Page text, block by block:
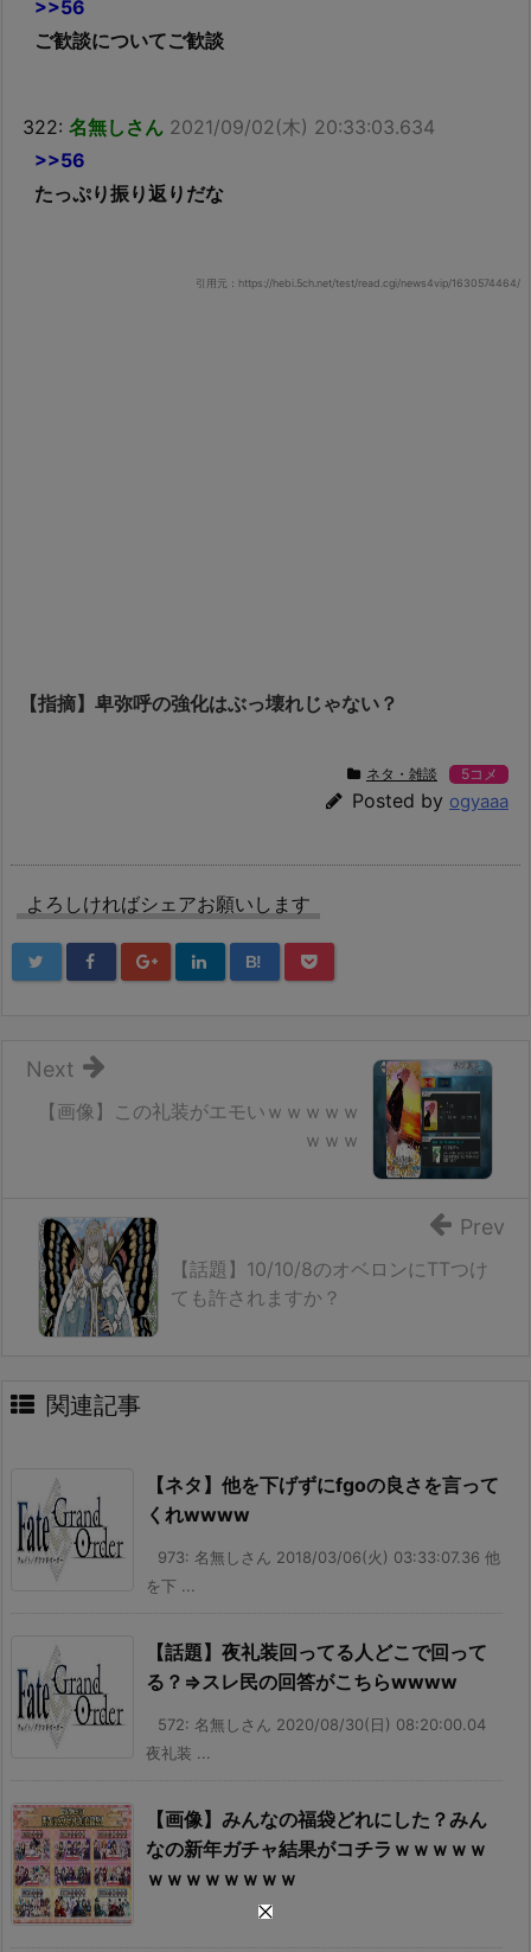
>>56
ご歓談についてご歓談
322: 名無しさん 2021/09/02(木) 20:33:03.634
>>56
たっぷり振り返りだな
引用元：https://hebi.5ch.net/test/read.cgi/news4vip/1630574464/
【指摘】卑弥呼の強化はぶっ壊れじゃない？
ネタ・雑談 5コメ
Posted by ogyaaa
よろしければシェアお願いします
B!
【画像】この礼装がエモいｗｗｗｗｗ
ｗｗｗ
Next
【話題】10/10/8のオベロンにTTつけ
ても許されますか？
Prev
関連記事
【ネタ】他を下げずにfgoの良さを言って
くれwwww
973: 名無しさん 2018/03/06(火) 03:33:07.36 他
を下 ...
【話題】夜礼装回ってる人どこで回って
る？⇒スレ民の回答がこちらwwww
572: 名無しさん 2020/08/30(日) 08:20:00.04
夜礼装 ...
【画像】みんなの福袋どれにした？みん
なの新年ガチャ結果がコチラｗｗｗｗｗ
ｗｗｗｗｗｗｗｗ